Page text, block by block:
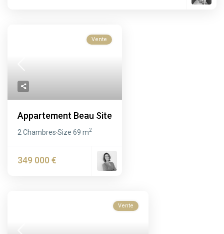
Vente
Appartement Beau Site
2 Chambres·Size69 m2
349 000 €
Vente